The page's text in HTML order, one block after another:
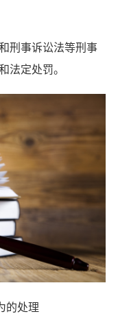
事诉讼法等刑事
法定处罚。
的处理